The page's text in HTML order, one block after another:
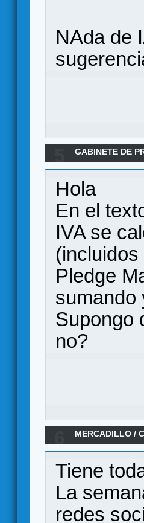
NAda de
GABINETE DE
PATRIOTAS Y
Hola
En el
IVA se
Pledge
sumando
Supongo
no?
MERCADILLO /
https://
Tiene
La
redes